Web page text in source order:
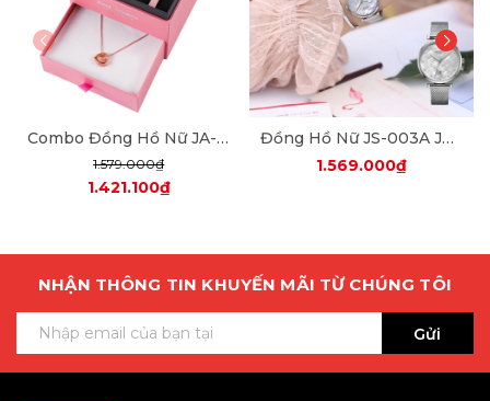
Combo Đồng Hồ Nữ JA-979 Julius + Dây Mesh + Nữ Trang ES482
1.579.000₫
1.421.100₫
Đồng Hồ Nữ JS-003A Julius Star Hàn Quốc Mặt Xà Cừ (Bạc Trắng)
1.569.000₫
NHẬN THÔNG TIN KHUYẾN MÃI TỪ CHÚNG TÔI
Gửi